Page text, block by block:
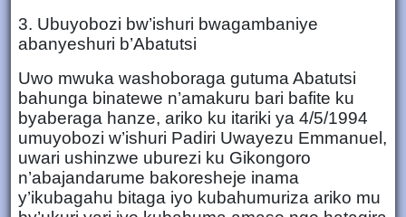
3. Ubuyobozi bw’ishuri bwagambaniye
abanyeshuri b’Abatutsi
Uwo mwuka washoboraga gutuma Abatutsi
bahunga binatewe n’amakuru bari bafite ku
byaberaga hanze, ariko ku itariki ya 4/5/1994
umuyobozi w’ishuri Padiri Uwayezu Emmanuel,
uwari ushinzwe uburezi ku Gikongoro
n’abajandarume bakoresheje inama
y’ikubagahu bitaga iyo kubahumuriza ariko mu